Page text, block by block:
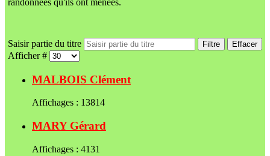
Saisir partie du titre Filtre Effacer
Afficher #
MALBOIS Clément
Affichages : 13814
MARY Gérard
Affichages : 4131